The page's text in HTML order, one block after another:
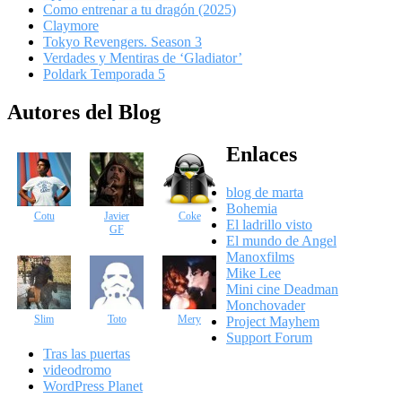
Como entrenar a tu dragón (2025)
Claymore
Tokyo Revengers. Season 3
Verdades y Mentiras de ‘Gladiator’
Poldark Temporada 5
Autores del Blog
Cotu
Javier
GF
Coke
Slim Toto Mery
Enlaces
blog de marta
Bohemia
El ladrillo visto
El mundo de Angel
Manoxfilms
Mike Lee
Mini cine Deadman
Monchovader
Project Mayhem
Support Forum
Tras las puertas
videodromo
WordPress Planet